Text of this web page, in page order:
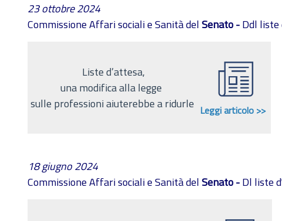
23 ottobre 2024
Commissione Affari sociali e Sanità delSenato -Ddl
Liste d’attesa,
una modifica alla legge
sulle professioni aiuterebbe a ridurle Leggi articolo >>
18 giugno 2024
Commissione Affari sociali e Sanità delSenato -Dl liste